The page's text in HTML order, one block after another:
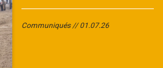
Communiqués 01.07.26